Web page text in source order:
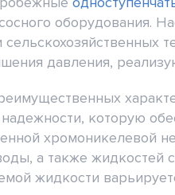
оборудования.
сельскохозяйственных
давления,
которую
хромоникелевой
а также жидкостей
жидкости